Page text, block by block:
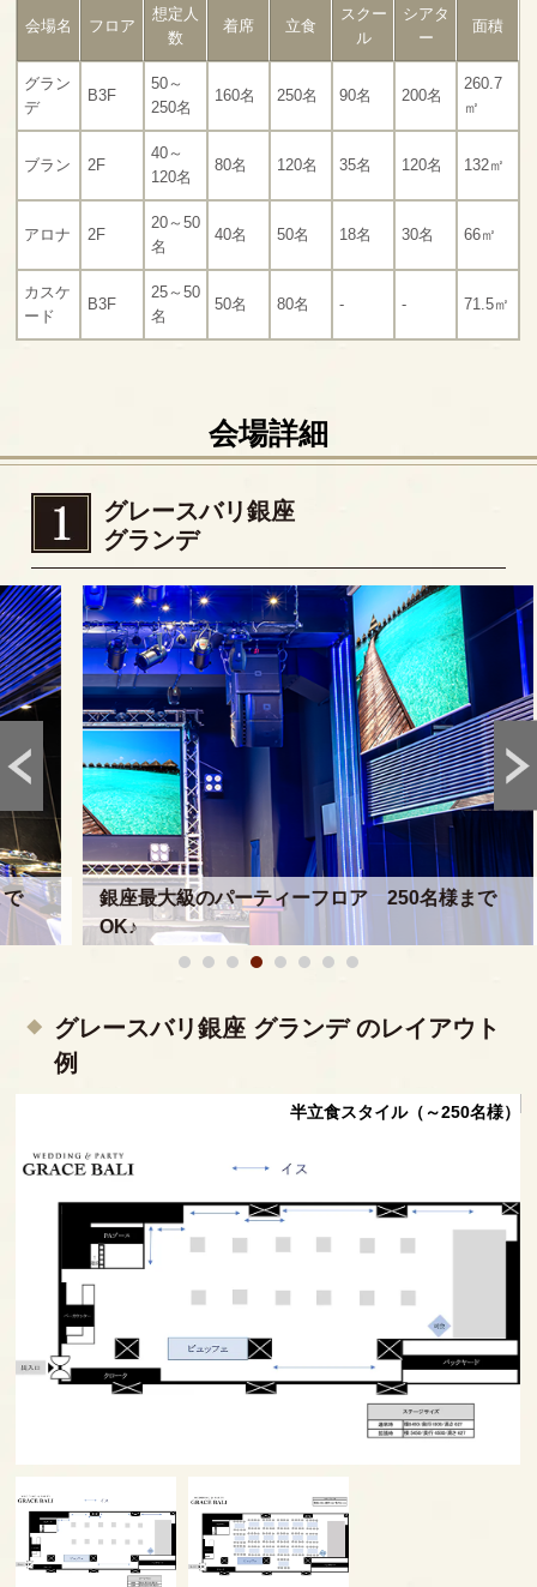
会場名 フロア
想定人
数
着席 立食
スクー
ル
シアタ
ー
面積
グラン
デ
B3F
50～
250名
160名 250名 90名 200名
260.7
㎡
ブラン 2F
40～
120名
80名 120名 35名 120名 132㎡
アロナ 2F
20～50
名
40名 50名 18名 30名 66㎡
カスケ
ード
B3F
25～50
名
50名 80名 - - 71.5㎡
会場詳細
グレースバリ銀座
グランデ
銀座最大級のパーティーフロア 250名様まで
OK♪
グレースバリ銀座 グランデ のレイアウト
例
半立食スタイル（～250名様）